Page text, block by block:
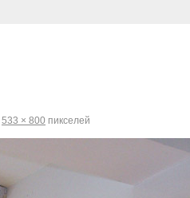
533 × 800 пикселей